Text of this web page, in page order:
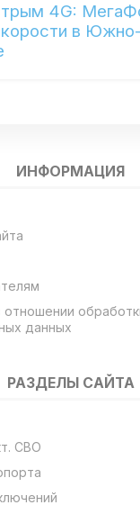
4G:
в Южно-
ИНФОРМАЦИЯ
отношении
данных
РАЗДЕЛЫ САЙТА
СВО